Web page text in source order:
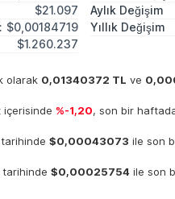
$21.097
$0,00184719
$1.260.237
Aylık Değişim
Yıllık Değişim
olarak 0,01340372 TL ve
içerisinde %-1,20, son bir
$0,00043073 ile son
tarihinde $0,00025754 ile son